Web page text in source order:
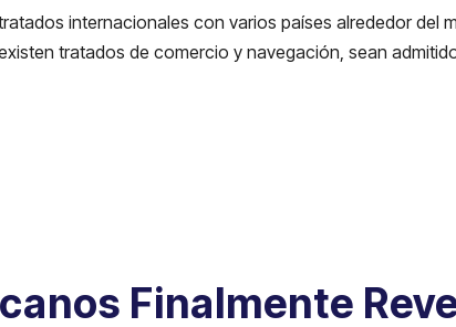
internacionales con varios países alrededor del
tratados de comercio y navegación, sean
Finalmente